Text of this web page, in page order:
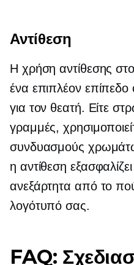
Αντίθεση
Η χρήση αντίθεσης
ένα επιπλέον επίπεδο
για τον θεατή. Είτε
γραμμές,
συνδυασμούς
η αντίθεση
ανεξάρτητα από το
λογότυπό σας.
FAQ: